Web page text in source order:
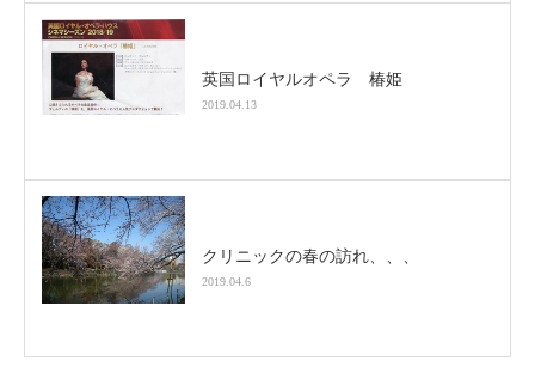
英国ロイヤルオペラ 椿姫
2019.04.13
クリニックの春の訪れ、、、
2019.04.6